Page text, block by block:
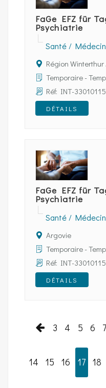
FaGe EFZ für
Psychiatrie
Santé /
Région
Temporaire -
Réf: INT-
DÉTAILS
FaGe EFZ für
Psychiatrie
Santé /
Argovie
Temporaire -
Réf: INT-
DÉTAILS
3 4 5 6 7
14 15 16 17 18